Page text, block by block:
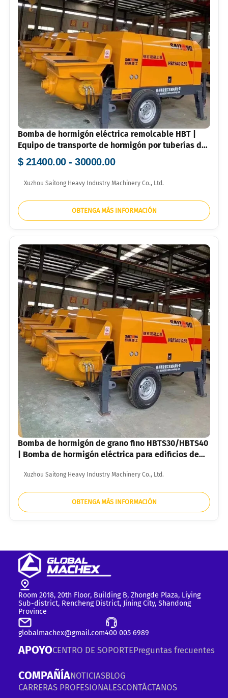
Bomba de hormigón eléctrica remolcable HBT |
Equipo de transporte de hormigón por tuberías de
alta eficiencia
$ 21400.00 - 30000.00
Xuzhou Saitong Heavy Industry Machinery Co., Ltd.
OBTENGA MÁS INFORMACIÓN
Bomba de hormigón de grano fino HBTS30/HBTS40
| Bomba de hormigón eléctrica para edificios de
Xuzhou Saitong Heavy Industry Machinery Co., Ltd.
OBTENGA MÁS INFORMACIÓN
Room 2018, 20th Floor, Building B, Zhongde Plaza, Liying
Sub-district, Rencheng District, Jining City, Shandong
Province
globalmachex@gmail.com400 005 6989
APOYOCENTRO DE SOPORTEPreguntas frecuentes
COMPAÑÍANOTICIASBLOG
CARRERAS PROFESIONALESCONTÁCTANOS